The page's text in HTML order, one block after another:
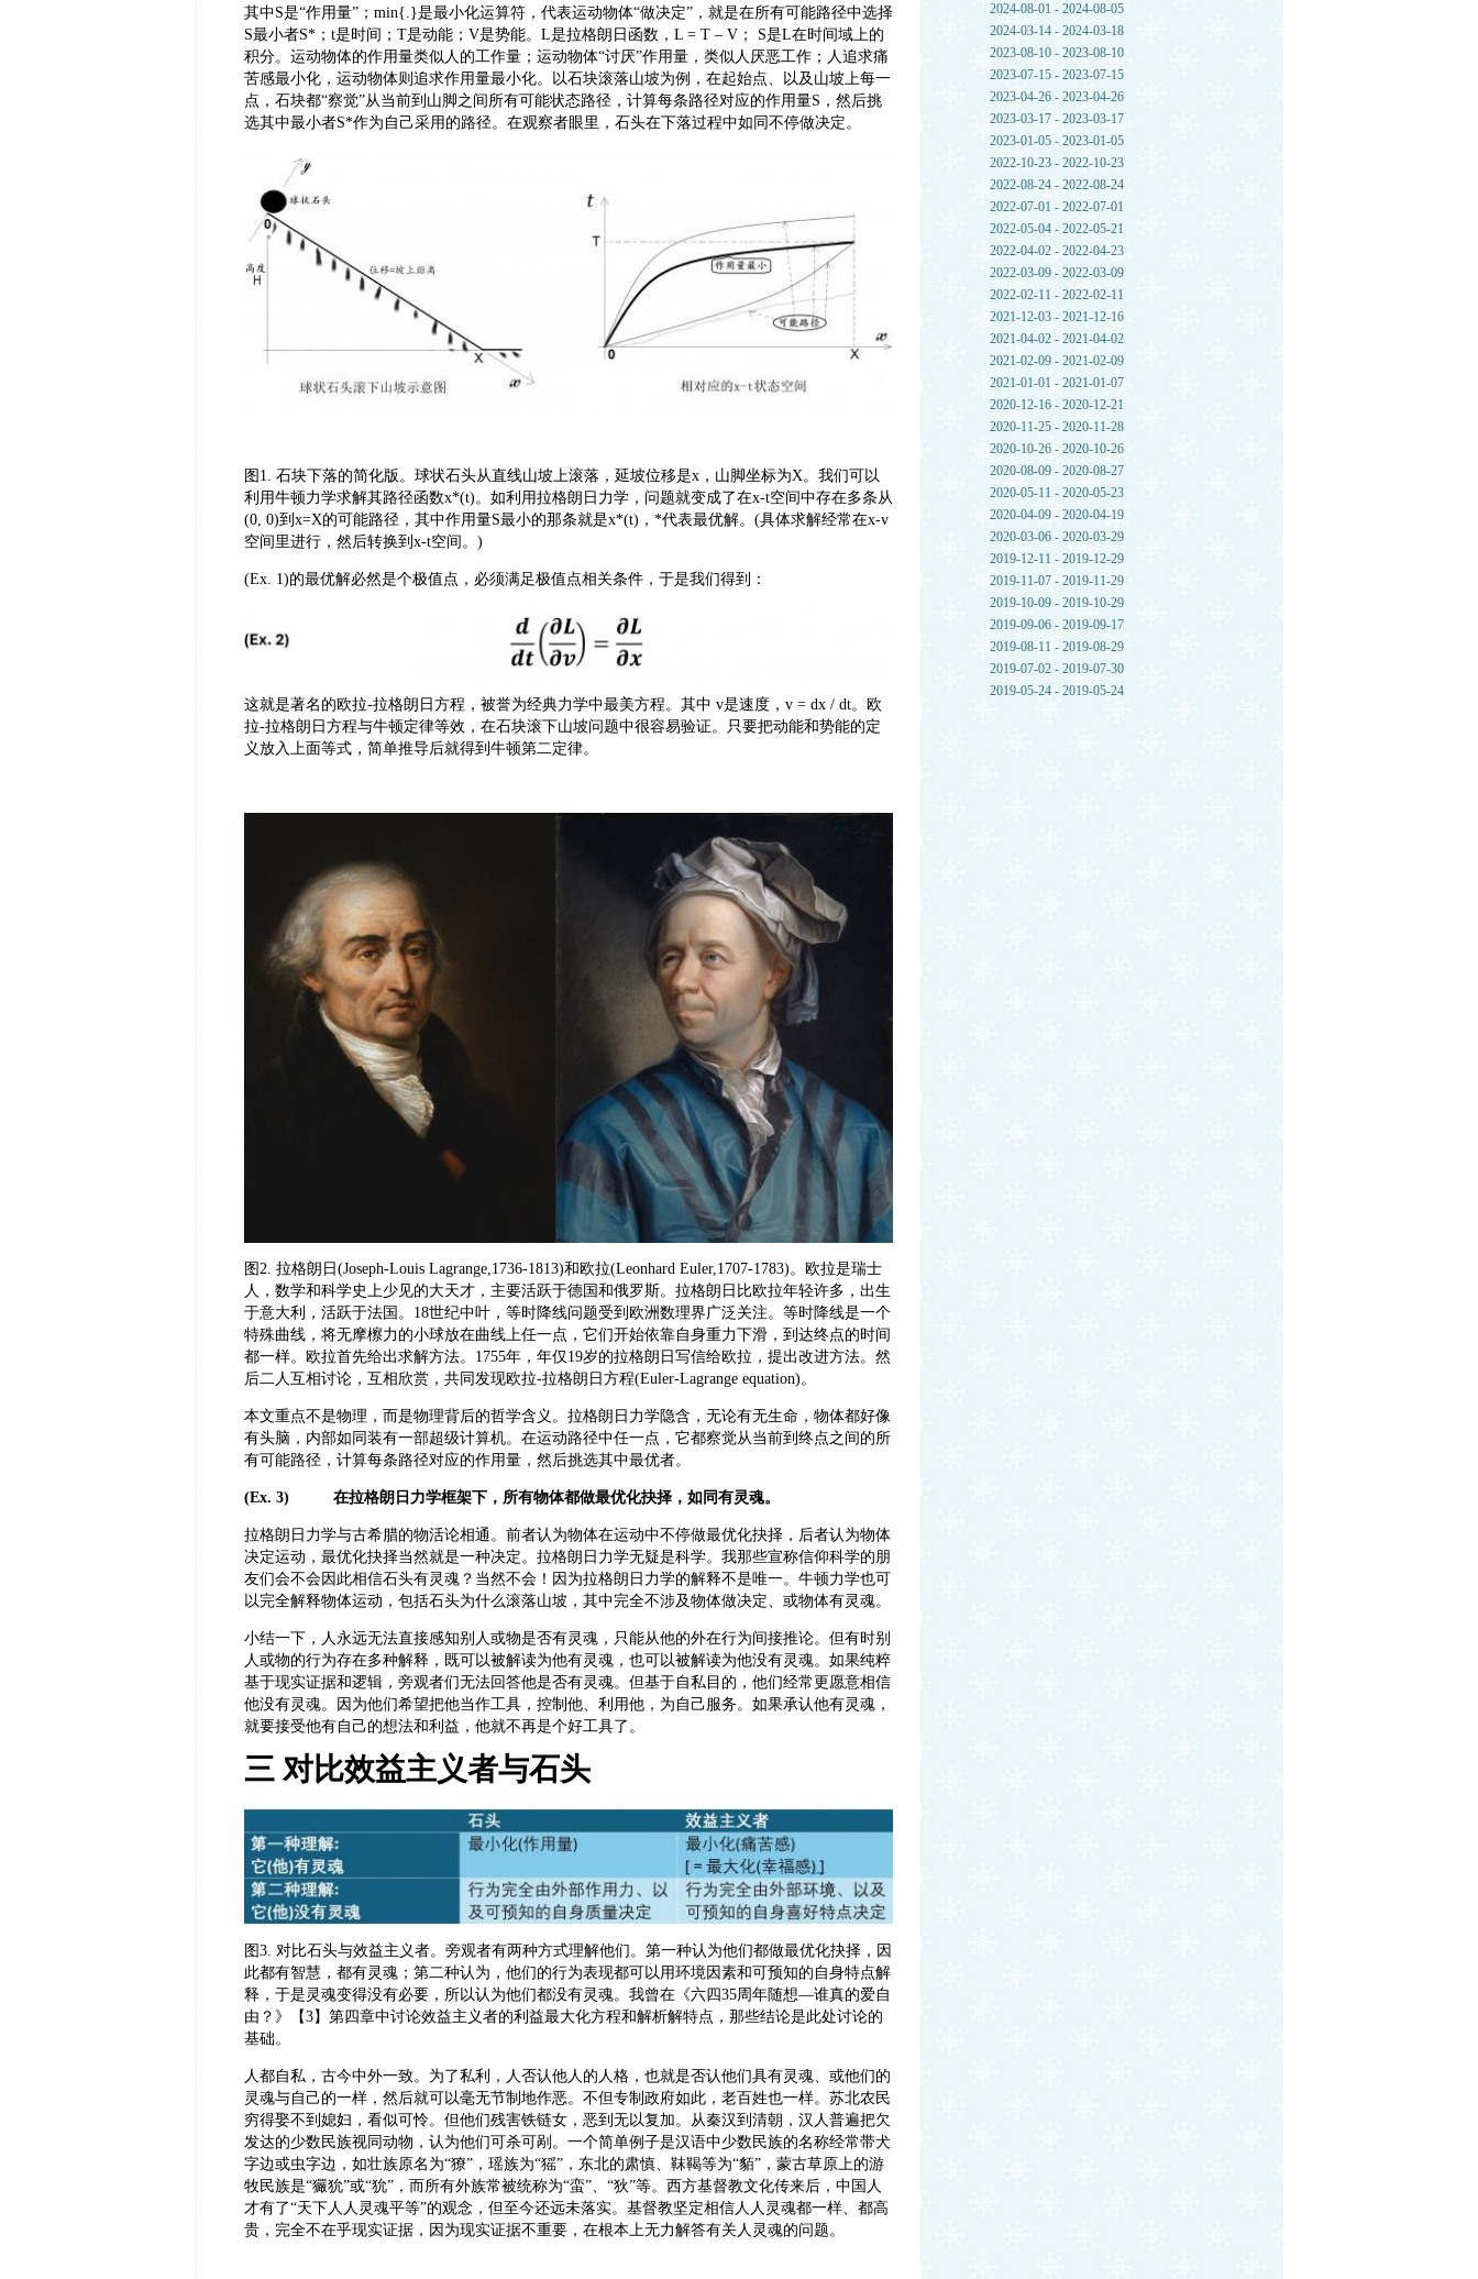
其中S是“作用量”；min{.}是最小化运算符，代表运动物体“做决定”，就是在所有可能路径中选择
S最小者S*；t是时间；T是动能；V是势能。L是拉格朗日函数，L = T – V； S是L在时间域上的
积分。运动物体的作用量类似人的工作量；运动物体“讨厌”作用量，类似人厌恶工作；人追求痛
苦感最小化，运动物体则追求作用量最小化。以石块滚落山坡为例，在起始点、以及山坡上每一
点，石块都“察觉”从当前到山脚之间所有可能状态路径，计算每条路径对应的作用量S，然后挑
选其中最小者S*作为自己采用的路径。在观察者眼里，石头在下落过程中如同不停做决定。
图 1. 石块下落的简化版。球状石头从直线山坡上滚落，延坡位移是x，山脚坐标为X。我们可以
利用牛顿力学求解其路径函数x*(t)。如利用拉格朗日力学，问题就变成了在x-t空间中存在多条从
(0, 0)到x=X的可能路径，其中作用量S最小的那条就是x*(t)，*代表最优解。(具体求解经常在x-v
空间里进行，然后转换到x-t空间。)
(Ex. 1)的最优解必然是个极值点，必须满足极值点相关条件，于是我们得到：
这就是著名的欧拉-拉格朗日方程，被誉为经典力学中最美方程。其中 v是速度，v = dx / dt。欧
拉-拉格朗日方程与牛顿定律等效，在石块滚下山坡问题中很容易验证。只要把动能和势能的定
义放入上面等式，简单推导后就得到牛顿第二定律。
图 2. 拉格朗日(Joseph-Louis Lagrange,1736-1813)和欧拉(Leonhard Euler,1707-1783)。欧拉是瑞士
人，数学和科学史上少见的大天才，主要活跃于德国和俄罗斯。拉格朗日比欧拉年轻许多，出生
于意大利，活跃于法国。18世纪中叶，等时降线问题受到欧洲数理界广泛关注。等时降线是一个
特殊曲线，将无摩檫力的小球放在曲线上任一点，它们开始依靠自身重力下滑，到达终点的时间
都一样。欧拉首先给出求解方法。1755年，年仅19岁的拉格朗日写信给欧拉，提出改进方法。然
后二人互相讨论，互相欣赏，共同发现欧拉-拉格朗日方程(Euler-Lagrange equation)。
本文重点不是物理，而是物理背后的哲学含义。拉格朗日力学隐含，无论有无生命，物体都好像
有头脑，内部如同装有一部超级计算机。在运动路径中任一点，它都察觉从当前到终点之间的所
有可能路径，计算每条路径对应的作用量，然后挑选其中最优者。
(Ex. 3) 在拉格朗日力学框架下，所有物体都做最优化抉择，如同有灵魂。
拉格朗日力学与古希腊的物活论相通。前者认为物体在运动中不停做最优化抉择，后者认为物体
决定运动，最优化抉择当然就是一种决定。拉格朗日力学无疑是科学。我那些宣称信仰科学的朋
友们会不会因此相信石头有灵魂？当然不会！因为拉格朗日力学的解释不是唯一。牛顿力学也可
以完全解释物体运动，包括石头为什么滚落山坡，其中完全不涉及物体做决定、或物体有灵魂。
小结一下，人永远无法直接感知别人或物是否有灵魂，只能从他的外在行为间接推论。但有时别
人或物的行为存在多种解释，既可以被解读为他有灵魂，也可以被解读为他没有灵魂。如果纯粹
基于现实证据和逻辑，旁观者们无法回答他是否有灵魂。但基于自私目的，他们经常更愿意相信
他没有灵魂。因为他们希望把他当作工具，控制他、利用他，为自己服务。如果承认他有灵魂，
就要接受他有自己的想法和利益，他就不再是个好工具了。
三 对比效益主义者与石头
图 3. 对比石头与效益主义者。旁观者有两种方式理解他们。第一种认为他们都做最优化抉择，因
此都有智慧，都有灵魂；第二种认为，他们的行为表现都可以用环境因素和可预知的自身特点解
释，于是灵魂变得没有必要，所以认为他们都没有灵魂。我曾在《六四35周年随想—谁真的爱自
由？》【3】第四章中讨论效益主义者的利益最大化方程和解析解特点，那些结论是此处讨论的
基础。
人都自私，古今中外一致。为了私利，人否认他人的人格，也就是否认他们具有灵魂、或他们的
灵魂与自己的一样，然后就可以毫无节制地作恶。不但专制政府如此，老百姓也一样。苏北农民
穷得娶不到媳妇，看似可怜。但他们残害铁链女，恶到无以复加。从秦汉到清朝，汉人普遍把欠
发达的少数民族视同动物，认为他们可杀可剐。一个简单例子是汉语中少数民族的名称经常带犬
字边或虫字边，如壮族原名为“獠”，瑶族为“猺”，东北的肃慎、靺鞨等为“貊”，蒙古草原上的游
牧民族是“玁狁”或“狁”，而所有外族常被统称为“蛮”、“狄”等。西方基督教文化传来后，中国人
才有了“天下人人灵魂平等”的观念，但至今还远未落实。基督教坚定相信人人灵魂都一样、都高
贵，完全不在乎现实证据，因为现实证据不重要，在根本上无力解答有关人灵魂的问题 。
2024-08-01 - 2024-08-05
2024-03-14 - 2024-03-18
2023-08-10 - 2023-08-10
2023-07-15 - 2023-07-15
2023-04-26 - 2023-04-26
2023-03-17 - 2023-03-17
2023-01-05 - 2023-01-05
2022-10-23 - 2022-10-23
2022-08-24 - 2022-08-24
2022-07-01 - 2022-07-01
2022-05-04 - 2022-05-21
2022-04-02 - 2022-04-23
2022-03-09 - 2022-03-09
2022-02-11 - 2022-02-11
2021-12-03 - 2021-12-16
2021-04-02 - 2021-04-02
2021-02-09 - 2021-02-09
2021-01-01 - 2021-01-07
2020-12-16 - 2020-12-21
2020-11-25 - 2020-11-28
2020-10-26 - 2020-10-26
2020-08-09 - 2020-08-27
2020-05-11 - 2020-05-23
2020-04-09 - 2020-04-19
2020-03-06 - 2020-03-29
2019-12-11 - 2019-12-29
2019-11-07 - 2019-11-29
2019-10-09 - 2019-10-29
2019-09-06 - 2019-09-17
2019-08-11 - 2019-08-29
2019-07-02 - 2019-07-30
2019-05-24 - 2019-05-24